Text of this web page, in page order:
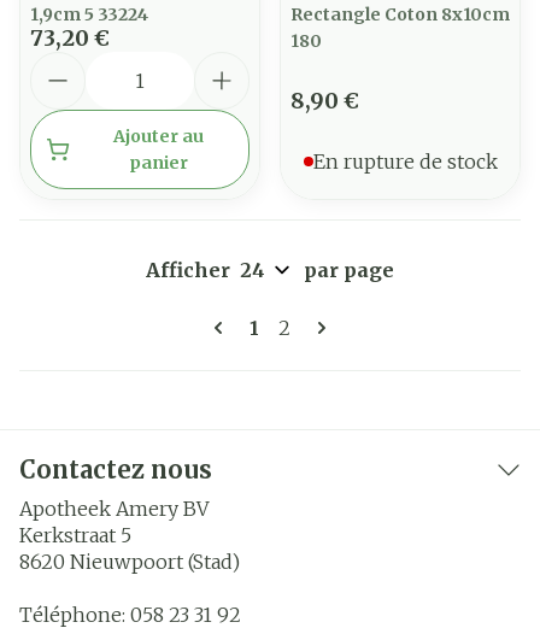
1,9cm 5 33224
73,20 €
Ajouter au
panier
Rectangle Coton 8x10cm
180
8,90 €
En rupture de stock
Pages
Vous lisez actuellement la
1 Page
2
Afficher par page
Contactez nous
Apotheek Amery BV
Kerkstraat 5
8620 Nieuwpoort (Stad)
Téléphone: 058 23 31 92